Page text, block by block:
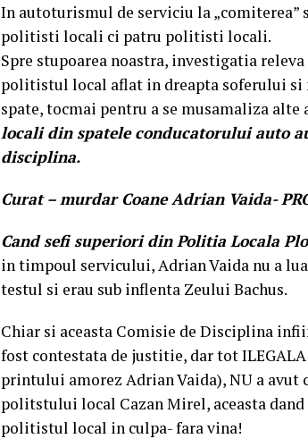
In autoturismul de serviciu la
politisti locali ci patru politisti locali.
Spre stupoarea noastra, investigatia
politistul local aflat in dreapta soferului
spate, tocmai pentru a se musamaliza
locali din spatele conducatorului auto
disciplina.
Curat – murdar Coane Adrian Vaida-
Cand sefi superiori din Politia Locala
in timpoul servicului, Adrian Vaida nu a
testul si erau sub inflenta Zeului Bachus.
Chiar si aceasta Comisie de Disciplina
fost contestata de justitie, dar tot
printului amorez Adrian Vaida), NU a avut
politstului local Cazan Mirel, aceasta
politistul local in culpa- fara vina!